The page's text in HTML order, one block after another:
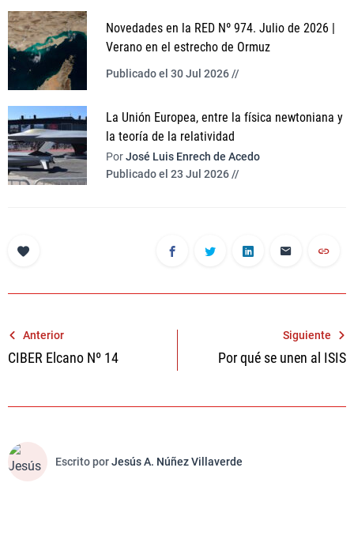
Novedades en la RED Nº 974. Julio de 2026 |
Verano en el estrecho de Ormuz
Publicado el 30 Jul 2026 //
La Unión Europea, entre la física newtoniana y
la teoría de la relatividad
PorJosé Luis Enrech de Acedo
Publicado el 23 Jul 2026 //
Navegación
de
Anterior
CIBER Elcano Nº 14
Siguiente
Por qué se unen al ISIS
Escrito porJesús A. Núñez Villaverde